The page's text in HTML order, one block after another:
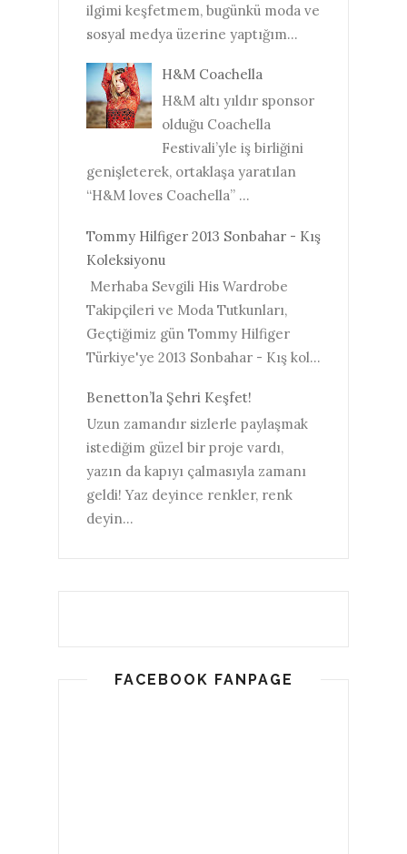
ilgimi keşfetmem, bugünkü moda ve
sosyal medya üzerine yaptığım...
H&M Coachella
H&M altı yıldır sponsor
olduğu Coachella
Festivali’yle iş birliğini
genişleterek, ortaklaşa yaratılan
“H&M loves Coachella” ...
Tommy Hilfiger 2013 Sonbahar - Kış
Koleksiyonu
Merhaba Sevgili His Wardrobe
Takipçileri ve Moda Tutkunları,
Geçtiğimiz gün Tommy Hilfiger
Türkiye'ye 2013 Sonbahar - Kış kol...
Benetton’la Şehri Keşfet!
Uzun zamandır sizlerle paylaşmak
istediğim güzel bir proje vardı,
yazın da kapıyı çalmasıyla zamanı
geldi! Yaz deyince renkler, renk
deyin...
FACEBOOK FANPAGE